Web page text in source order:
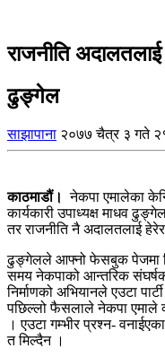
राजनीति
ढुङ्गेल
साझापाना २०७७ चैत्र ३ गते
काठमाडौं। नेकपा एमालेका
कार्यकारी उपाध्यक्ष माधव
तर राजनीति नै अदालतलाई
ढुङ्गेलले आफ्नो फेसबुक पेजमा
समय नेकपाको आन्तरिक
निर्माणको अभियानले एउटा
पछिल्लो फैसलाले नेकपा एमाले
। एउटा गम्भीर प्रश्न-
त मिल्दैन ।